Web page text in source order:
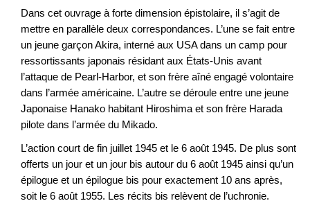
Dans cet ouvrage à forte dimension épistolaire, il s’agit de
mettre en parallèle deux correspondances. L’une se fait entre
un jeune garçon Akira, interné aux USA dans un camp pour
ressortissants japonais résidant aux États-Unis avant
l’attaque de Pearl-Harbor, et son frère aîné engagé volontaire
dans l’armée américaine. L’autre se déroule entre une jeune
Japonaise Hanako habitant Hiroshima et son frère Harada
pilote dans l’armée du Mikado.
L’action court de fin juillet 1945 et le 6 août 1945. De plus sont
offerts un jour et un jour bis autour du 6 août 1945 ainsi qu’un
épilogue et un épilogue bis pour exactement 10 ans après,
soit le 6 août 1955. Les récits bis relèvent de l’uchronie.